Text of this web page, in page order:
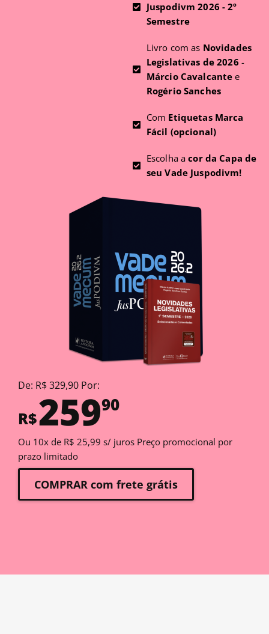
Juspodivm 2026 - 2º
Semestre
Livro com as Novidades
Legislativas de 2026 -
Márcio Cavalcante e
Rogério Sanches
Com Etiquetas Marca
Fácil (opcional)
Escolha acor da Capa de
seu Vade Juspodivm!
De: R$ 329,90 Por:
R$25990
Ou 10x de R$ 25,99 s/ juros Preço promocional por
prazo limitado
COMPRAR com frete grátis